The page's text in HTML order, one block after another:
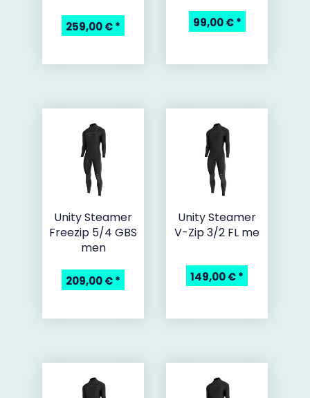
259,00 €* 99,00 €*
Unity Steamer
Freezip 5/4 GBS
men
209,00 €*
Unity Steamer
V-Zip 3/2 FL me
149,00 €*